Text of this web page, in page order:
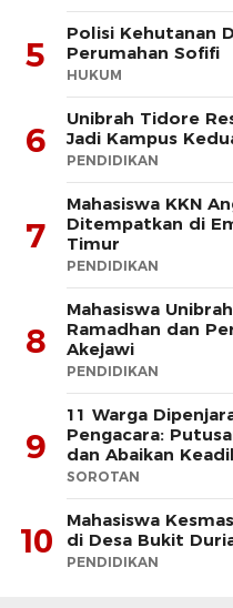
5
Polisi Kehutanan
Perumahan Sofifi
HUKUM
6
Unibrah Tidore
Jadi Kampus
PENDIDIKAN
7
Mahasiswa KKN
Ditempatkan di
Timur
PENDIDIKAN
8
Mahasiswa
Ramadhan dan
Akejawi
PENDIDIKAN
9
11 Warga
Pengacara:
dan Abaikan
SOROTAN
10
Mahasiswa
di Desa Bukit
PENDIDIKAN